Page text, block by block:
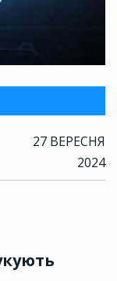
27 ВЕРЕСНЯ
2024